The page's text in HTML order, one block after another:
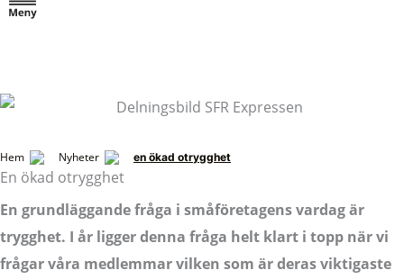
Hem Nyheter en ökad otrygghet
En ökad otrygghet
En grundläggande fråga i småföretagens vardag är
trygghet. I år ligger denna fråga helt klart i topp när vi
frågar våra medlemmar vilken som är deras viktigaste